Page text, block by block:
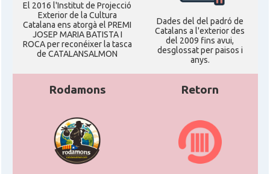
El 2016 l'Institut de Projecció
Exterior de la Cultura
Catalana ens atorgà el PREMI
JOSEP MARIA BATISTA I
ROCA per reconéixer la tasca
de CATALANSALMON
Dades del del padró de
Catalans a l'exterior des
del 2009 fins avui,
desglossat per paisos i
anys.
Rodamons Retorn